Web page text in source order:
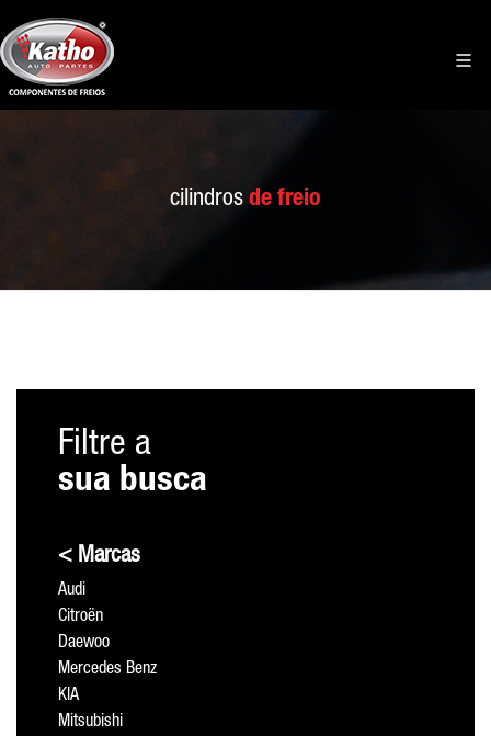
cilindros de freio
Filtre a
sua busca
< Marcas
Audi
Citroën
Daewoo
Mercedes Benz
KIA
Mitsubishi